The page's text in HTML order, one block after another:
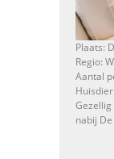
Plaats:
Regio:
Aantal
nabij